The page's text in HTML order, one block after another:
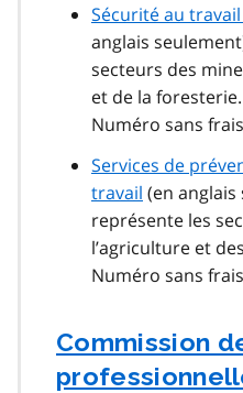
Sécurité au
anglais
secteurs des
et de la foresterie.
Numéro sans
Services de
travail (en anglais
représente les
l’agriculture et
Numéro sans
Commission